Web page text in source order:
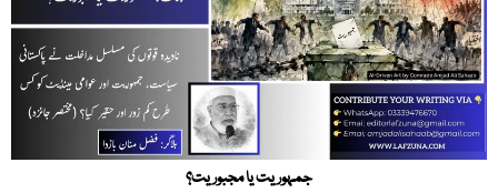
جمہوریت یا مجبوریت؟